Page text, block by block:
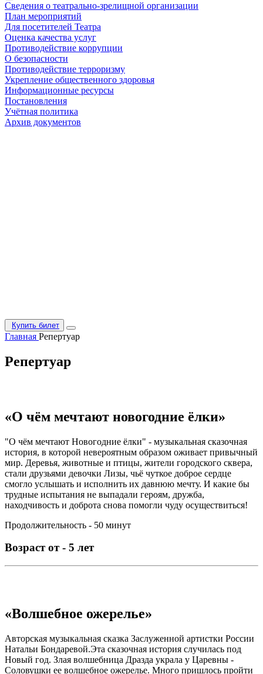
Сведения о театрально-зрелищной организации
План мероприятий
Для посетителей Театра
Оценка качества услуг
Противодействие коррупции
О безопасности
Противодействие терроризму
Укрепление общественного здоровья
Информационные ресурсы
Постановления
Учётная политика
Архив документов
Купить билет
Главная Репертуар
Репертуар
«О чём мечтают новогодние ёлки»
"О чём мечтают Новогодние ёлки" - музыкальная сказочная
история, в которой невероятным образом оживает привычный
мир. Деревья, животные и птицы, жители городского сквера,
стали друзьями девочки Лизы, чьё чуткое доброе сердце
смогло услышать и исполнить их давнюю мечту. И какие бы
трудные испытания не выпадали героям, дружба,
находчивость и доброта снова помогли чуду осуществиться!
Продолжительность - 50 минут
Возраст от - 5 лет
«Волшебное ожерелье»
Авторская музыкальная сказка Заслуженной артистки России
Натальи Бондаревой.Эта сказочная история случилась под
Новый год. Злая волшебница Дразда украла у Царевны -
Соловушки ее волшебное ожерелье. Много пришлось пройти